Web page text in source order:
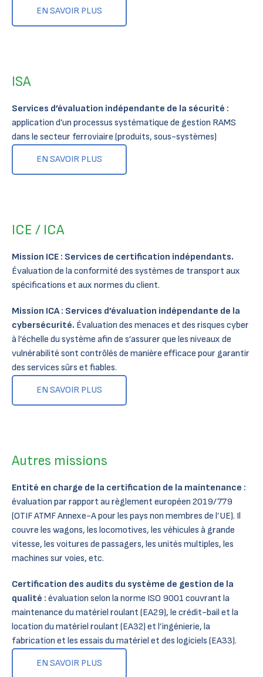
EN SAVOIR PLUS
ISA
Services d’évaluation indépendante de la sécurité :
application d’un processus systématique de gestion RAMS
dans le secteur ferroviaire (produits, sous-systèmes)
EN SAVOIR PLUS
ICE / ICA
Mission ICE : Services de certification indépendants.
Évaluation de la conformité des systèmes de transport aux
spécifications et aux normes du client.
Mission ICA : Services d’évaluation indépendante de la
cybersécurité. Évaluation des menaces et des risques cyber
à l’échelle du système afin de s’assurer que les niveaux de
vulnérabilité sont contrôlés de manière efficace pour garantir
des services sûrs et fiables.
EN SAVOIR PLUS
Autres missions
Entité en charge de la certification de la maintenance :
évaluation par rapport au règlement européen 2019/779
(OTIF ATMF Annexe-A pour les pays non membres de l’UE). Il
couvre les wagons, les locomotives, les véhicules à grande
vitesse, les voitures de passagers, les unités multiples, les
machines sur voies, etc.
Certification des audits du système de gestion de la
qualité : évaluation selon la norme ISO 9001 couvrant la
maintenance du matériel roulant (EA29), le crédit-bail et la
location du matériel roulant (EA32) et l’ingénierie, la
fabrication et les essais du matériel et des logiciels (EA33).
EN SAVOIR PLUS